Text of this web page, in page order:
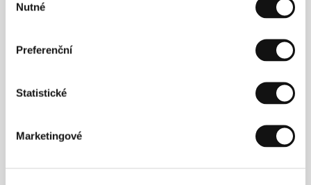
souhlasu
Nutné
Preferenční
Statistické
Marketingové
Kateřina Černá